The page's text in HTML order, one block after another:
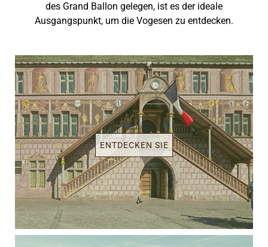
des Grand Ballon gelegen, ist es der ideale
Ausgangspunkt, um die Vogesen zu entdecken.
ENTDECKEN SIE